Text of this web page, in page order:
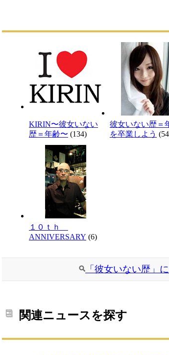
KIRIN〜彼女いない
歴＝年齢〜 (134)
彼女いない歴＝
を卒業しよう
１０ｔｈ
ANNIVERSARY (6)
「彼女いない歴」
関連ニュースを探す